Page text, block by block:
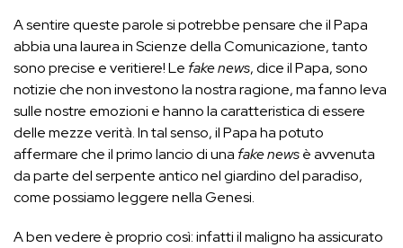
A sentire queste parole si potrebbe pensare che il Papa
abbia una laurea in Scienze della Comunicazione, tanto
sono precise e veritiere! Le fake news, dice il Papa, sono
notizie che non investono la nostra ragione, ma fanno leva
sulle nostre emozioni e hanno la caratteristica di essere
delle mezze verità. In tal senso, il Papa ha potuto
affermare che il primo lancio di una fake newsè avvenuta
da parte del serpente antico nel giardino del paradiso,
come possiamo leggere nella Genesi.
A ben vedere è proprio così: infatti il maligno ha assicurato